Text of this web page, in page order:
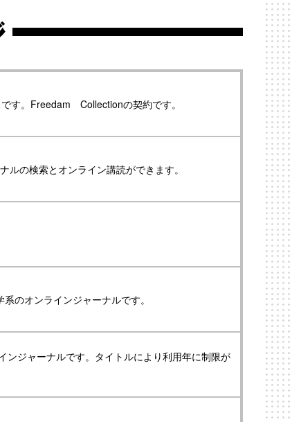
す。Freedam Collectionの契約です。
の検索とオンライン講読ができます。
のオンラインジャーナルです。
ンジャーナルです。タイトルにより利用年に制限が